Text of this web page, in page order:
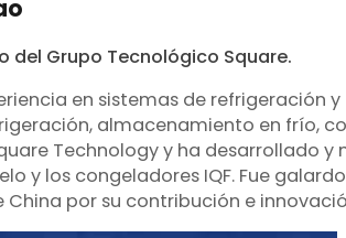
del Grupo Tecnológico Square.
en sistemas de refrigeración
almacenamiento en frío,
Technology y ha desarrollado
y los congeladores IQF. Fue
por su contribución e